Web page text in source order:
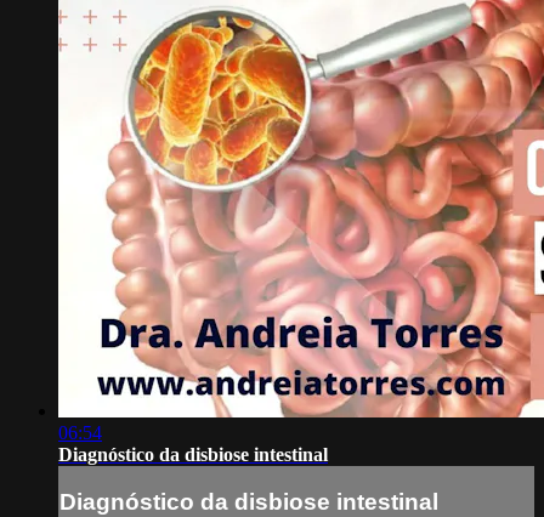
06:54
Diagnóstico da disbiose intestinal
Diagnóstico da disbiose intestinal